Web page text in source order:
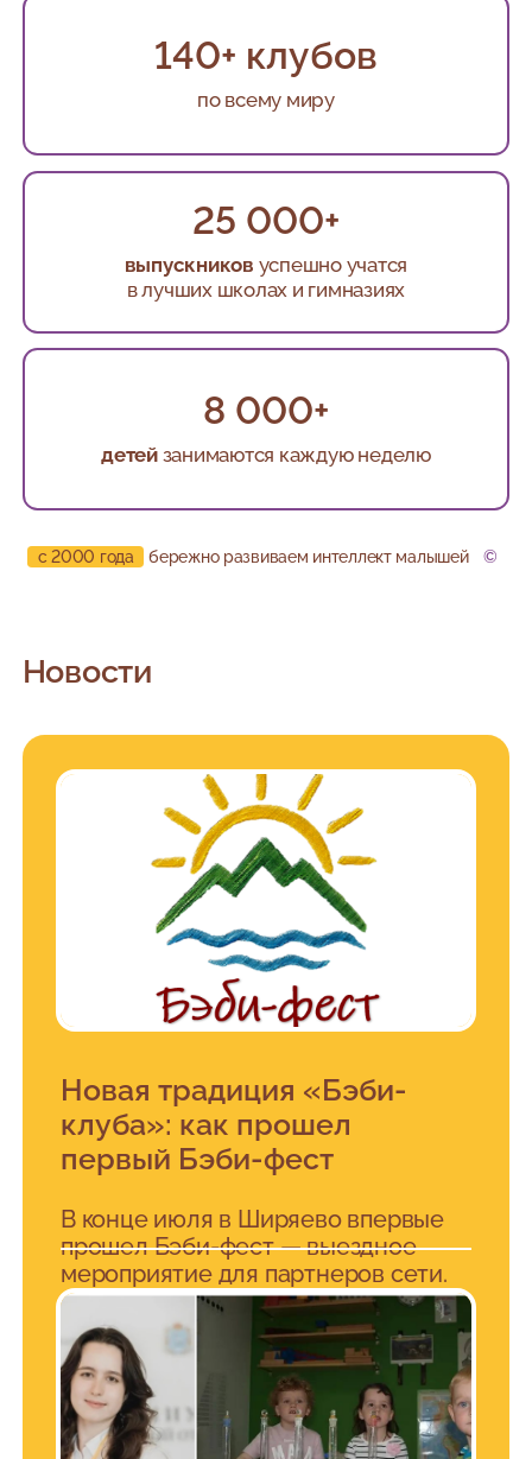
140+ клубов
по всему миру
25 000+
выпускников успешно учатся
в лучших школах и гимназиях
8 000+
детейзанимаются каждую неделю
с 2000 года бережно развиваем интеллект малышей ©
Новости
Новая традиция «Бэби-
клуба»: как прошел
первый Бэби-фест
В конце июля в Ширяево впервые
прошел Бэби-фест — выездное
мероприятие для партнеров сети.